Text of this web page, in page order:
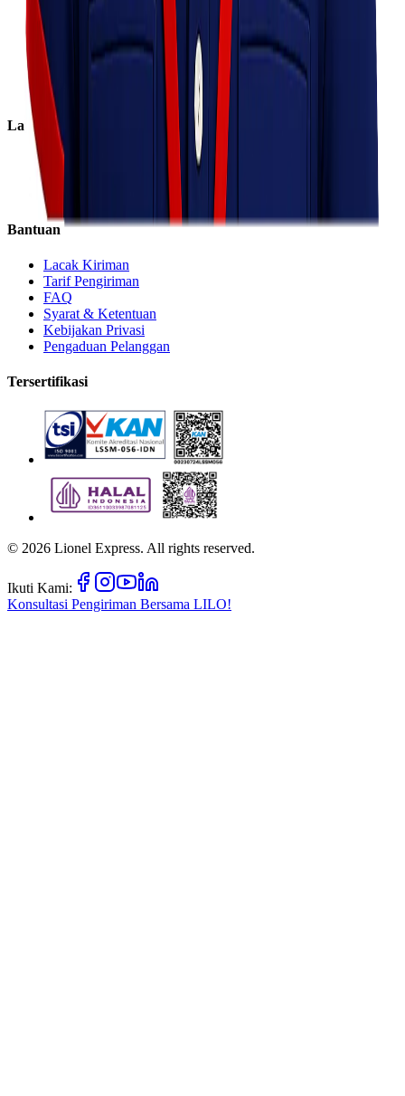
Tentang Kami
Visi & Misi
Sosial Perusahaan
Karir
Cabang
Informasi
Layanan
Regular
Eco
Bantuan
Lacak Kiriman
Tarif Pengiriman
FAQ
Syarat & Ketentuan
Kebijakan Privasi
Pengaduan Pelanggan
Tersertifikasi
© 2026 Lionel Express. All rights reserved.
Ikuti Kami:
Konsultasi Pengiriman Bersama LILO!